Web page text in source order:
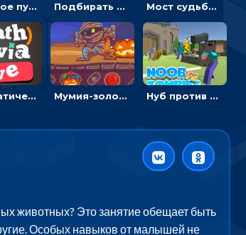
Безумное путешествие друзей по миру: собирать пазлы из фото с животными Подбирать очки для Мии и создавать дизайн - для девочек Мост судьбы: прыгать по платформам и бить молотом орков
Математическая викторина мультиплеер: решать примеры на время Мумия-золотоискатель: закидывать бинты, чтобы доставать сокровища Нуб против Зомби: направлять линию на врага и бить молотом
животных? Это занятие обещает быть
Особых навыков от малышей не